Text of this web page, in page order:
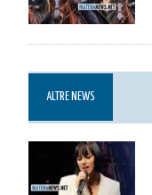
ALTRE NEWS